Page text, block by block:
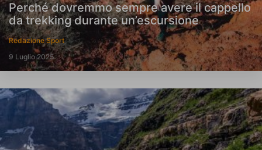
Perché dovremmo sempre avere il cappello
da trekking durante un’escursione
Redazione Sport
9 Luglio 2025